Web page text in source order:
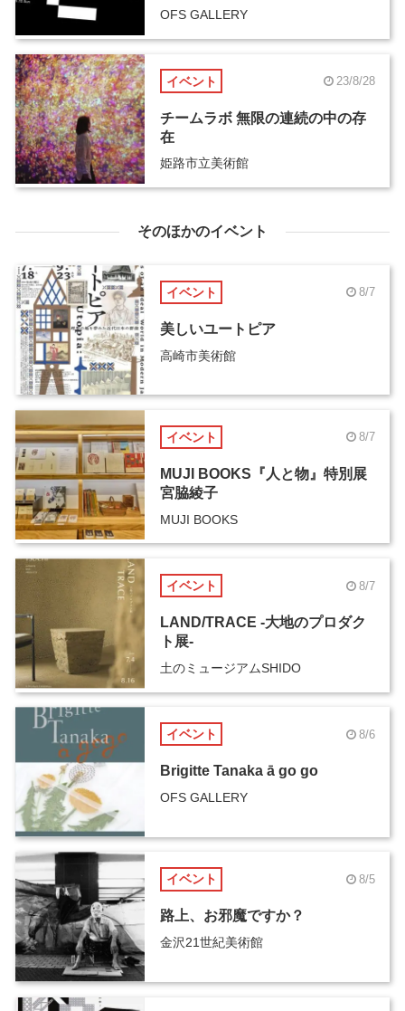
OFS GALLERY
イベント 23/8/28
チームラボ 無限の連続の中の存
在
姫路市立美術館
そのほかのイベント
イベント 8/7
美しいユートピア
高崎市美術館
イベント 8/7
MUJI BOOKS『人と物』特別展
宮脇綾子
MUJI BOOKS
イベント 8/7
LAND/TRACE -大地のプロダク
ト展-
土のミュージアムSHIDO
イベント 8/6
Brigitte Tanaka ā go go
OFS GALLERY
イベント 8/5
路上、お邪魔ですか？
金沢21世紀美術館